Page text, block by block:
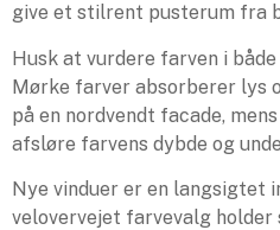
give et stilrent pusterum fra
Husk at vurdere farven i
Mørke farver absorberer lys
på en nordvendt facade,
afsløre farvens dybde og
Nye vinduer er en langsigtet
velovervejet farvevalg